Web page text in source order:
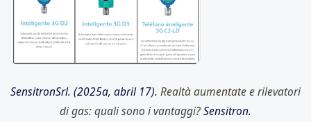
SensitronSrl. (2025a, abril 17). Realtà aumentate e rilevatori
di gas: quali sono i vantaggi?Sensitron.